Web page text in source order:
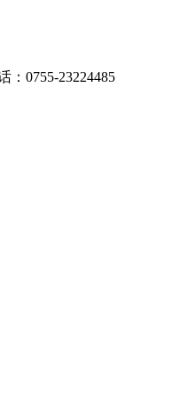
0755-23224485